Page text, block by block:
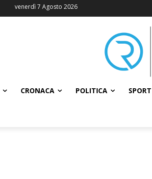
venerdì 7 Agosto 2026
CRONACA POLITICA SPORT